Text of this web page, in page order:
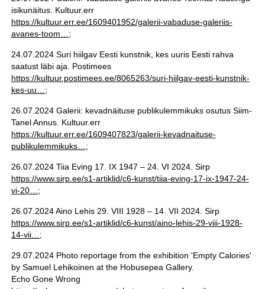
isikunäitus. Kultuur.err
https://kultuur.err.ee/1609401952/galerii-vabaduse-galeriis-
avanes-toom… ;
24.07.2024 Suri hiilgav Eesti kunstnik, kes uuris Eesti rahva
saatust läbi aja. Postimees
https://kultuur.postimees.ee/8065263/suri-hiilgav-eesti-kunstnik-
kes-uu… ;
26.07.2024 Galerii: kevadnäituse publikulemmikuks osutus Siim-
Tanel Annus. Kultuur.err
https://kultuur.err.ee/1609407823/galerii-kevadnaituse-
publikulemmikuks… ;
26.07.2024 Tiia Eving 17. IX 1947 – 24. VI 2024. Sirp
https://www.sirp.ee/s1-artiklid/c6-kunst/tiia-eving-17-ix-1947-24-
vi-20… ;
26.07.2024 Aino Lehis 29. VIII 1928 – 14. VII 2024. Sirp
https://www.sirp.ee/s1-artiklid/c6-kunst/aino-lehis-29-viii-1928-
14-vii… ;
29.07.2024 Photo reportage from the exhibition 'Empty Calories'
by Samuel Lehikoinen at the Hobusepea Gallery.
Echo Gone Wrong